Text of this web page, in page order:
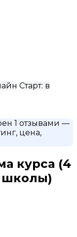
Старт: в
1 отзывами —
цена,
курса (4
школы)